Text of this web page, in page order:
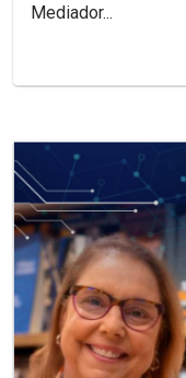
Mediador...